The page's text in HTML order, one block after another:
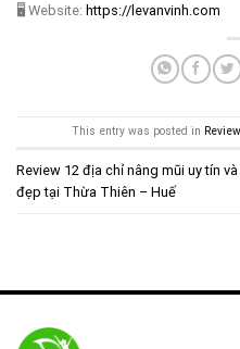
🖥 Website: https://levanvinh.com
This entry was posted in
Review 12 địa chỉ nâng mũi uy tín và
đẹp tại Thừa Thiên – Huế